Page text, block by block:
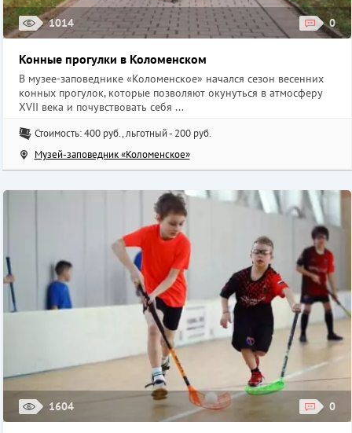
1014 0
Конные прогулки в Коломенском
В музее-заповеднике «Коломенское» начался сезон весенних
конных прогулок, которые позволяют окунуться в атмосферу
XVII века и почувствовать себя ...
Стоимость: 400 руб., льготный - 200 руб.
Музей-заповедник «Коломенское»
1604 0